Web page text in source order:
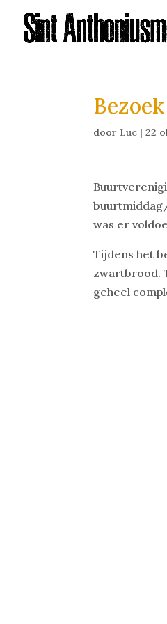
door Luc |22
was er
Tijdens het
zwartbrood.
geheel